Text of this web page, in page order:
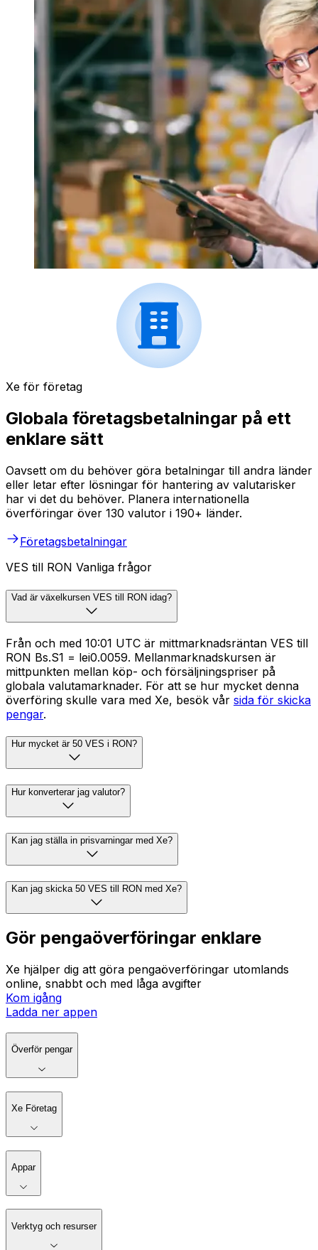
Xe för företag
Globala företagsbetalningar på ett
enklare sätt
Oavsett om du behöver göra betalningar till andra länder
eller letar efter lösningar för hantering av valutarisker
har vi det du behöver. Planera internationella
överföringar över 130 valutor i 190+ länder.
Företagsbetalningar
VES till RON Vanliga frågor
Vad är växelkursen VES till RON idag?
Från och med 10:01 UTC är mittmarknadsräntan VES till
RON Bs.S1 = lei0.0059. Mellanmarknadskursen är
mittpunkten mellan köp- och försäljningspriser på
globala valutamarknader. För att se hur mycket denna
överföring skulle vara med Xe, besök vår sida för skicka
pengar.
Hur mycket är 50 VES i RON?
Hur konverterar jag valutor?
Kan jag ställa in prisvarningar med Xe?
Kan jag skicka 50 VES till RON med Xe?
Gör pengaöverföringar enklare
Xe hjälper dig att göra pengaöverföringar utomlands
online, snabbt och med låga avgifter
Kom igång
Ladda ner appen
Överför pengar
Xe Företag
Appar
Verktyg och resurser